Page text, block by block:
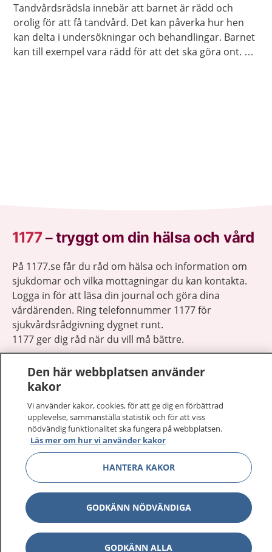
Tandvårdsrädsla innebär att barnet är rädd och
orolig för att få tandvård. Det kan påverka hur hen
kan delta i undersökningar och behandlingar. Barnet
kan till exempel vara rädd för att det ska göra ont. Ni
1177–tryggt om din hälsa och vård
På 1177.se får du råd om hälsa och information om
sjukdomar och vilka mottagningar du kan kontakta.
Logga in för att läsa din journal och göra dina
vårdärenden. Ring telefonnummer 1177 för
sjukvårdsrådgivning dygnet runt.
1177 ger dig råd när du vill må bättre.
1177 på flera språk
Om 1177
Kontakt Visa
Den här webbplatsen använder
kakor
Vi använder kakor, cookies, för att ge dig en förbättrad
upplevelse, sammanställa statistik och för att viss
nödvändig funktionalitet ska fungera på webbplatsen.
Läs mer om hur vi använder kakor
HANTERA KAKOR
GODKÄNN NÖDVÄNDIGA
GODKÄNN ALLA